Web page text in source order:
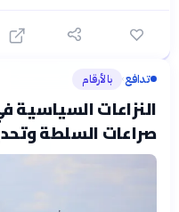
تدافع› بالأرقام
النزاعات السياسية
صراعات السلطة